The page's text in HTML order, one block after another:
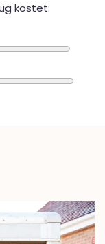
kostet: